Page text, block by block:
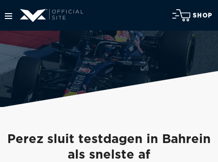
SHOP
Perez sluit testdagen in Bahrein
als snelste af